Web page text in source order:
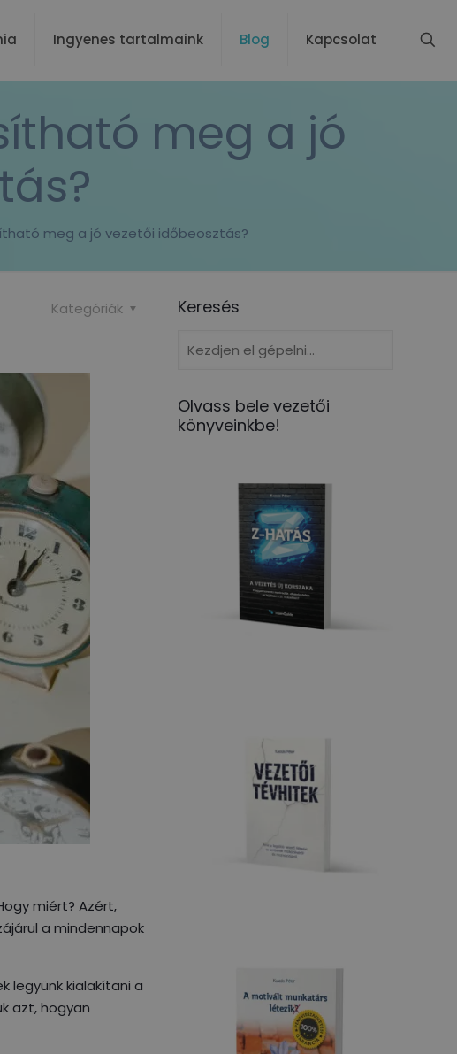
Ingyenes tartalmaink Blog Kapcsolat
meg a jó
meg a jó vezetői időbeosztás?
Kategóriák
miért? Azért,
a mindennapok
legyünk kialakítani a
azt, hogyan
Keresés
Olvass bele vezetői
könyveinkbe!